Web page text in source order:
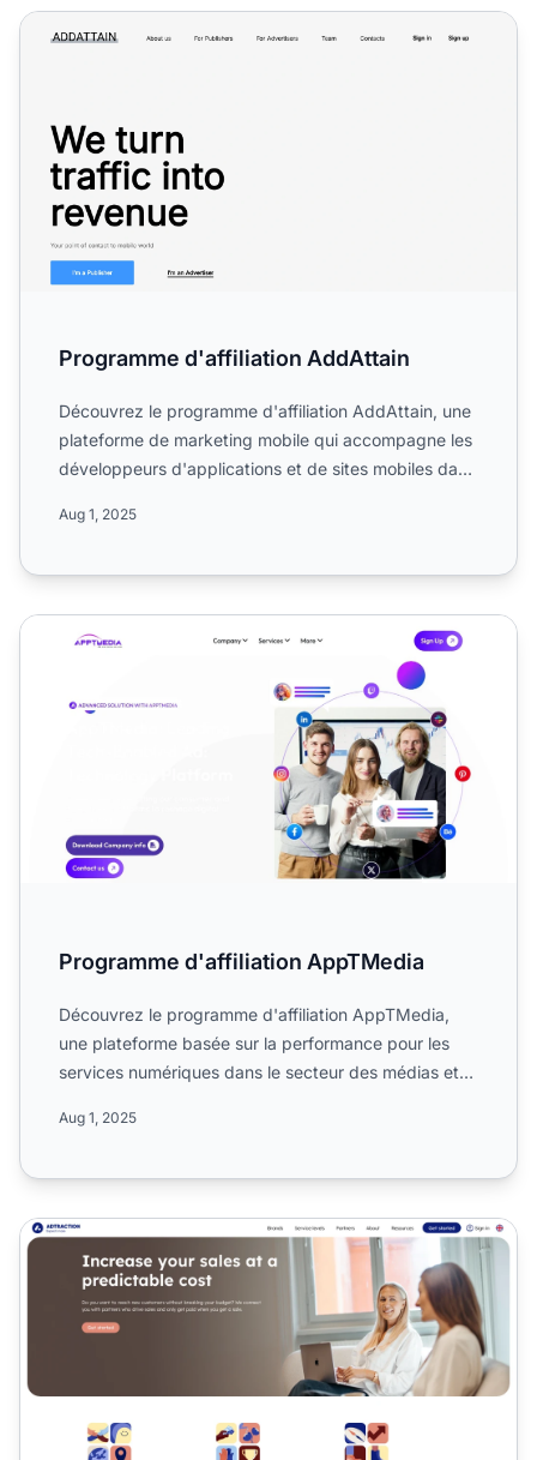
Programme d'affiliation AddAttain
Programme d'affiliation AddAttain
Découvrez le programme d'affiliation AddAttain, une
plateforme de marketing mobile qui accompagne les
développeurs d'applications et de sites mobiles dans
Aug 1, 2025
Programme d'affiliation AppTMedia
Programme d'affiliation AppTMedia
Découvrez le programme d'affiliation AppTMedia,
une plateforme basée sur la performance pour les
services numériques dans le secteur des médias et
Aug 1, 2025
Programme d'affiliation Adtraction